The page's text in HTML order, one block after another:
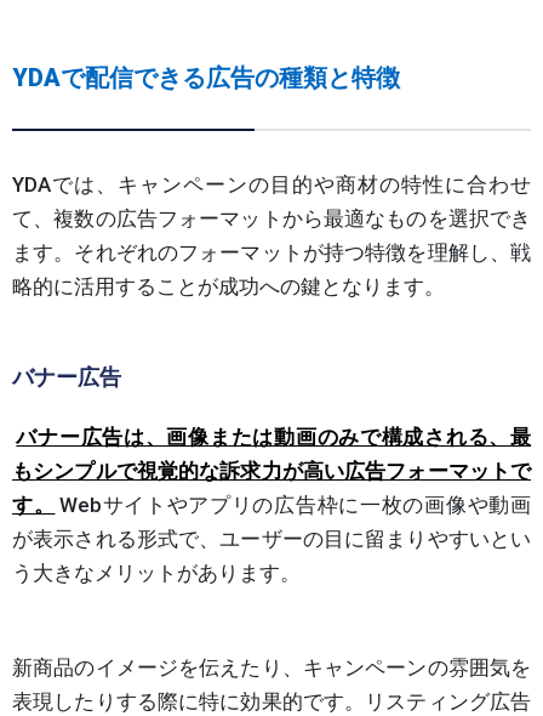
YDAで配信できる広告の種類と特徴
YDAでは、キャンペーンの目的や商材の特性に合わせ
て、複数の広告フォーマットから最適なものを選択でき
ます。それぞれのフォーマットが持つ特徴を理解し、戦
略的に活用することが成功への鍵となります。
バナー広告
バナー広告は、画像または動画のみで構成される、最
もシンプルで視覚的な訴求力が高い広告フォーマットで
す。
Webサイトやアプリの広告枠に一枚の画像や動画
が表示される形式で、ユーザーの目に留まりやすいとい
う大きなメリットがあります。
新商品のイメージを伝えたり、キャンペーンの雰囲気を
表現したりする際に特に効果的です。リスティング広告